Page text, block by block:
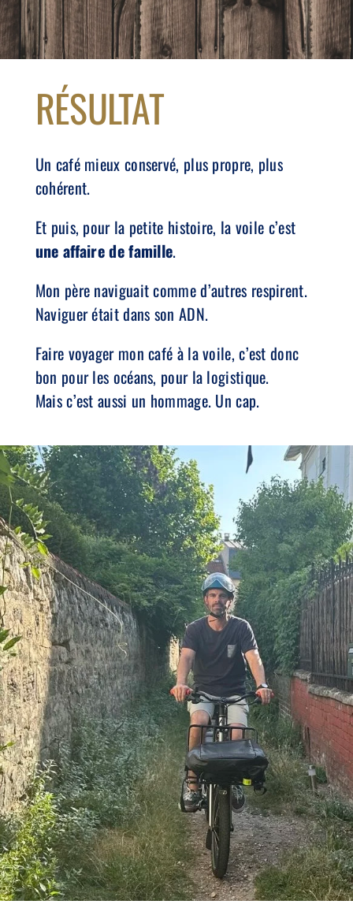
RÉSULTAT
Un café mieux conservé, plus propre, plus
cohérent.
Et puis, pour la petite histoire, la voile c’est
une affaire de famille.
Mon père naviguait comme d’autres respirent.
Naviguer était dans son ADN.
Faire voyager mon café à la voile, c’est donc
bon pour les océans, pour la logistique.
Mais c’est aussi un hommage. Un cap.